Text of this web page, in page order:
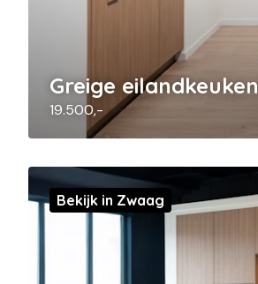
Greige eilandkeuken
19.500,-
Bekijk in Zwaag